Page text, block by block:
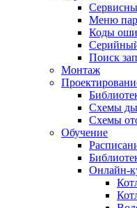
Меню
Коды
Поиск
Монтаж
Схемы
Схемы
Обучение
Онлайн-